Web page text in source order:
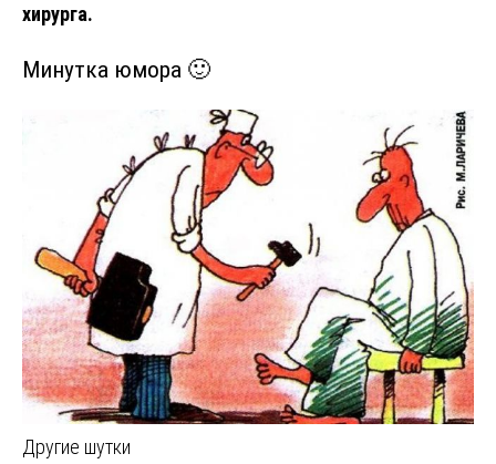
хирурга.
Минутка юмора 🙂
Другие шутки